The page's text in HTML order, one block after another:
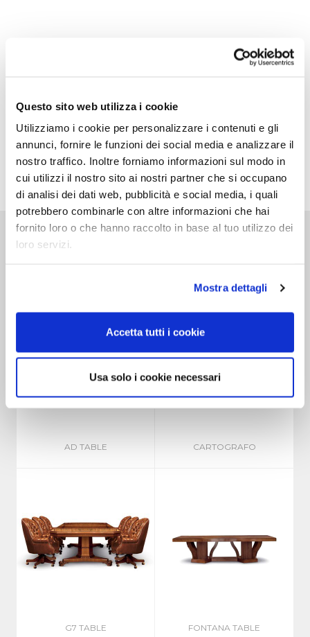
Questo sito web utilizza i cookie
Utilizziamo i cookie per personalizzare i contenuti e gli
annunci, fornire le funzioni dei social media e analizzare il
nostro traffico. Inoltre forniamo informazioni sul modo in
cui utilizzi il nostro sito ai nostri partner che si occupano
di analisi dei dati web, pubblicità e social media, i quali
potrebbero combinarle con altre informazioni che hai
fornito loro o che hanno raccolto in base al tuo utilizzo dei
loro servizi.
Mostra dettagli
Accetta tutti i cookie
Usa solo i cookie necessari
Prodotti Correlati
AD TABLE CARTOGRAFO
G7 TABLE FONTANA TABLE